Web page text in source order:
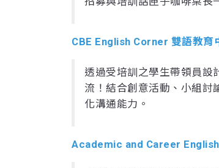
CBE English Corner 雙語教育
透過受培訓之學生帶領員設
流！結合創意活動、小組討
化溝通能力。
Academic and Career